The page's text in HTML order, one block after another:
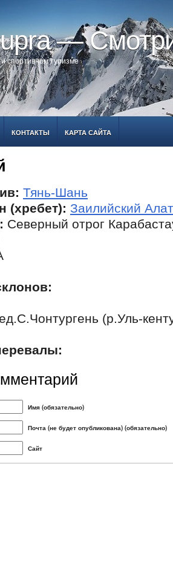
—
спортивном туризме
КОНТАКТЫ КАРТА САЙТА
Тянь-Шань
(хребет): Заилийский
Северный отрог
(р.Уль-
Имя (обязательно)
Почта (не будет опубликована) (обязательно)
Сайт